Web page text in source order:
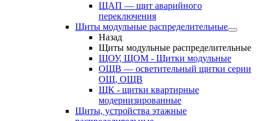
ЩАП — щит аварийного
переключения
Щиты модульные распределительные
Назад
Щиты модульные распределительные
ЩОУ, ЩОМ - Щитки модульные
ОЩВ — осветительный щитки серии
ОЩ, ОЩВ
ЩК - щитки квартирные
модернизированные
Щиты, устройства этажные